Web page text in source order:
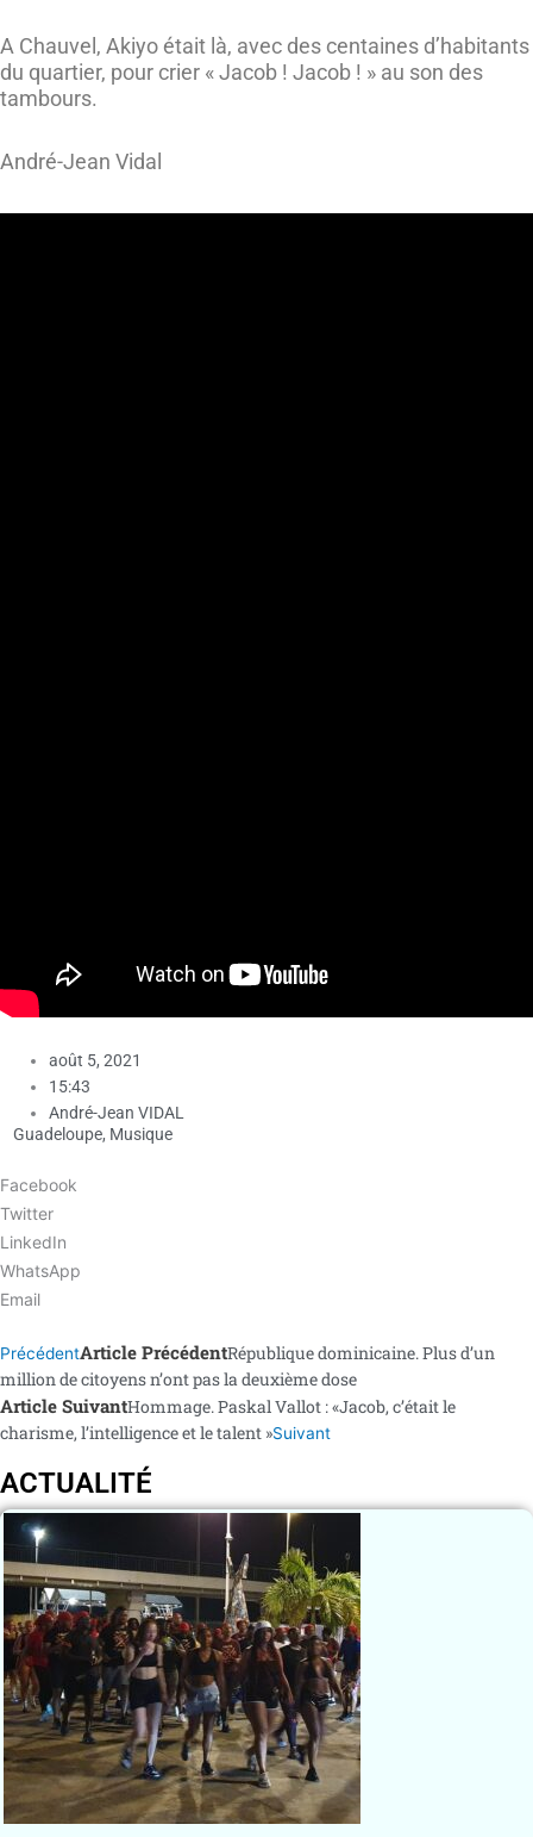
A Chauvel, Akiyo était là, avec des centaines d’habitants
du quartier, pour crier « Jacob ! Jacob ! » au son des
tambours.
André-Jean Vidal
août 5, 2021
15:43
André-Jean VIDAL
Guadeloupe, Musique
Facebook
Twitter
LinkedIn
WhatsApp
Email
PrécédentArticle PrécédentRépublique dominicaine. Plus d’un
million de citoyens n’ont pas la deuxième dose
Article SuivantHommage. Paskal Vallot : «Jacob, c’était le
charisme, l’intelligence et le talent »Suivant
ACTUALITÉ